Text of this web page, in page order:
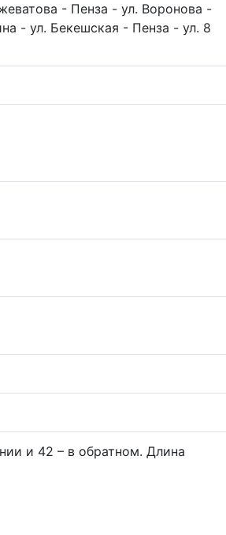
- Пенза - ул. Воронова -
- ул. Бекешская - Пенза - ул. 8
и 42 – в обратном. Длина